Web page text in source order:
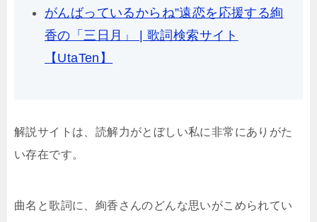
がんばっているからね”遠恋を応援する絢
香の「三日月」 | 歌詞検索サイト
【UtaTen】
解説サイトは、読解力がとぼしい私に非常にありがた
い存在です。
曲名と歌詞に、絢香さんのどんな思いがこめられてい